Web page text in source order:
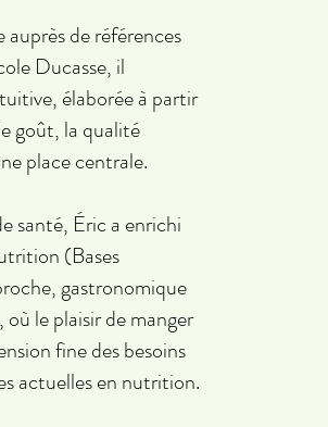
de références
Ducasse, il
élaborée à partir
goût, la qualité
place centrale.
santé, Éric a enrichi
(Bases
gastronomique
le plaisir de manger
fine des besoins
actuelles en nutrition.